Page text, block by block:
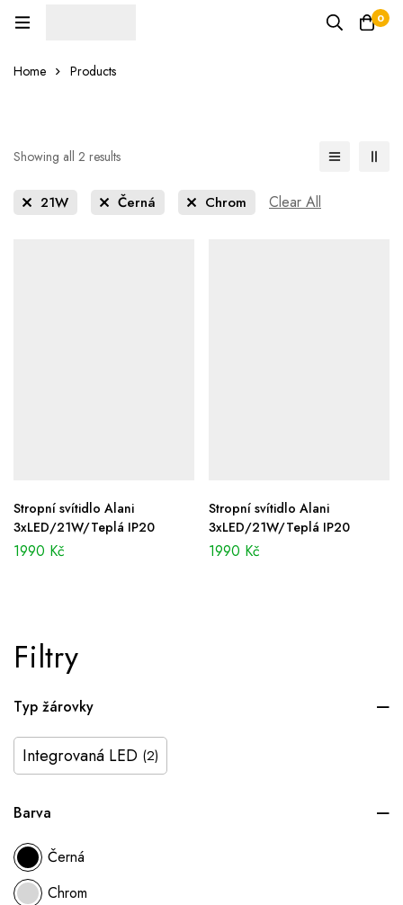
0
Home Products
Filtry
Typ žárovky
Integrovaná LED (2)
Barva
Černá
Chrom
Showing all 2 results
21W Černá Chrom Clear All
Stropní svítidlo Alani
3xLED/21W/Teplá IP20
1990 Kč
Stropní svítidlo Alani
3xLED/21W/Teplá IP20
1990 Kč